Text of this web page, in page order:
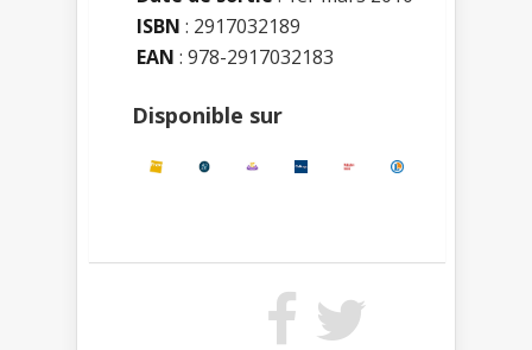
ISBN : 2917032189
EAN : 978-2917032183
Disponible sur